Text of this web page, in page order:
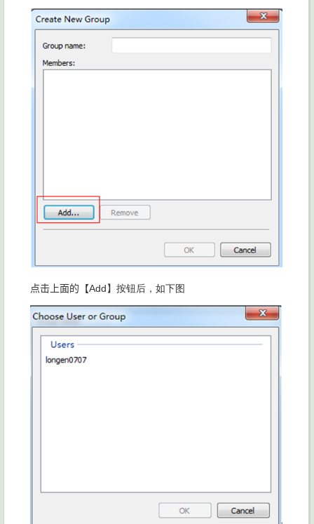
点击上面的【Add】按钮后，如下图